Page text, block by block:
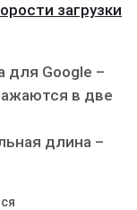
загрузки
для Google –
в две
длина –